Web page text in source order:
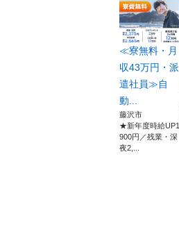
≪寮無料・月
収43万円・派
遣社員≫自
動...
藤沢市
★新年度時給UP1,
900円／残業・深
夜2,...